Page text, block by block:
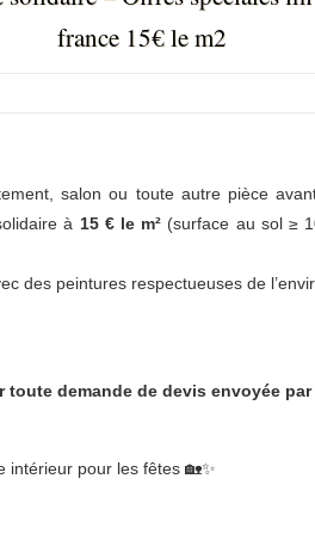
france 15€ le m2
salon ou toute autre pièce
à 15 € le m² (surface au sol ≥
des peintures respectueuses de
toute demande de devis envoyée par
intérieur pour les fêtes 🏡✨